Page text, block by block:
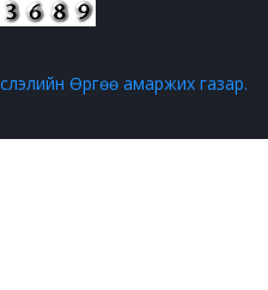
Өргөө амаржих газар.